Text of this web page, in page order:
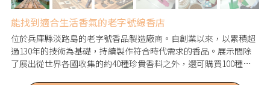
能找到適合生活香氣的老字號線香店
位於兵庫縣淡路島的老字號香品製造廠商。自創業以來，以累積超
過130年的技術為基礎，持續製作符合時代需求的香品。展示間除
了展出從世界各國收集的約40種珍貴香料之外，還可購買100種以